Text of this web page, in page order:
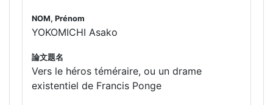
NOM, Prénom
YOKOMICHI Asako
論文題名
Vers le héros téméraire, ou un drame
existentiel de Francis Ponge